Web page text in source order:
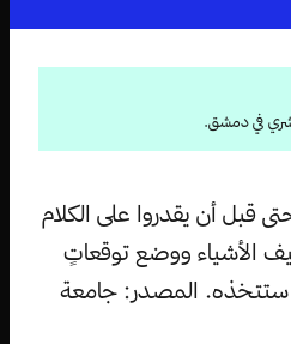
في دمشق.
قبل أن يقدروا على الكلام
الأشياء ووضع توقعاتٍ
ستتخذه. المصدر: جامعة